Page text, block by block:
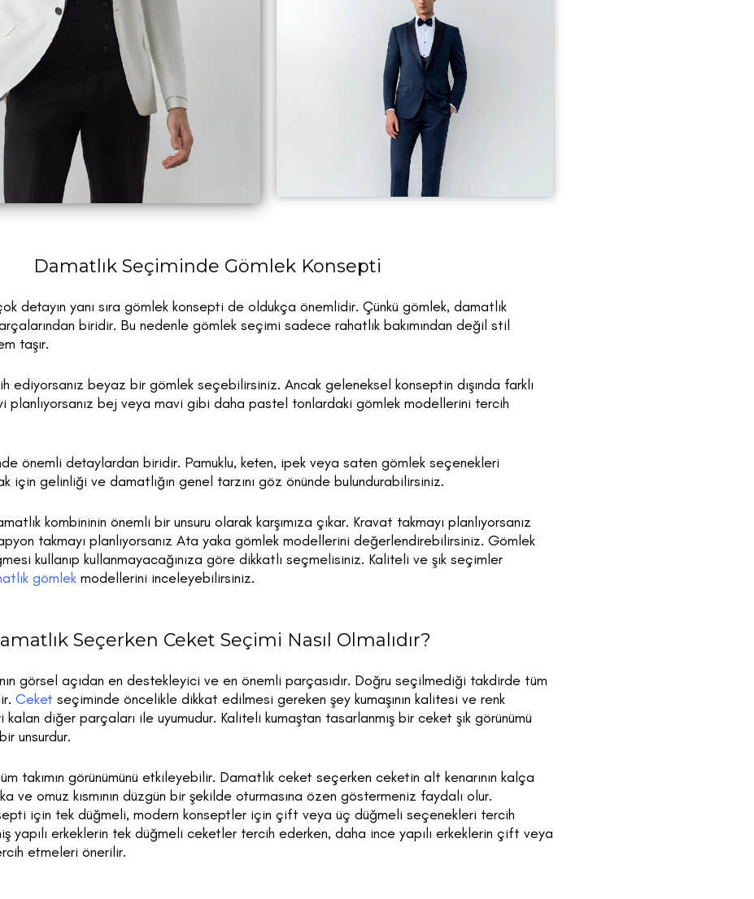
Damatlık Seçiminde Gömlek Konsepti
detayın yanı sıra gömlek konsepti de oldukça önemlidir. Çünkü gömlek, damatlık
biridir. Bu nedenle gömlek seçimi sadece rahatlık bakımından değil stil
taşır.
ediyorsanız beyaz bir gömlek seçebilirsiniz. Ancak geleneksel konseptin dışında farklı
planlıyorsanız bej veya mavi gibi daha pastel tonlardaki gömlek modellerini tercih
önemli detaylardan biridir. Pamuklu, keten, ipek veya saten gömlek seçenekleri
için gelinliği ve damatlığın genel tarzını göz önünde bulundurabilirsiniz.
kombininin önemli bir unsuru olarak karşımıza çıkar. Kravat takmayı planlıyorsanız
takmayı planlıyorsanız Ata yaka gömlek modellerini değerlendirebilirsiniz. Gömlek
kullanıp kullanmayacağınıza göre dikkatlı seçmelisiniz. Kaliteli ve şık seçimler
gömlek modellerini inceleyebilirsiniz.
Seçerken Ceket Seçimi Nasıl Olmalıdır?
görsel açıdan en destekleyici ve en önemli parçasıdır. Doğru seçilmediği takdirde tüm
Ceket seçiminde öncelikle dikkat edilmesi gereken şey kumaşının kalitesi ve renk
kalan diğer parçaları ile uyumudur. Kaliteli kumaştan tasarlanmış bir ceket şık görünümü
unsurdur.
takımın görünümünü etkileyebilir. Damatlık ceket seçerken ceketin alt kenarının kalça
ve omuz kısmının düzgün bir şekilde oturmasına özen göstermeniz faydalı olur.
için tek düğmeli, modern konseptler için çift veya üç düğmeli seçenekleri tercih
yapılı erkeklerin tek düğmeli ceketler tercih ederken, daha ince yapılı erkeklerin çift veya
etmeleri önerilir.